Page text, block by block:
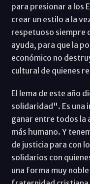
para presionar a los
crear un estilo a la
respetuoso siempre
ayuda, para que la
económico no
cultural de quienes
El lema de este año
solidaridad". Es una
ganar entre todos la
más humano. Y
de justicia para con
solidarios con
una forma muy